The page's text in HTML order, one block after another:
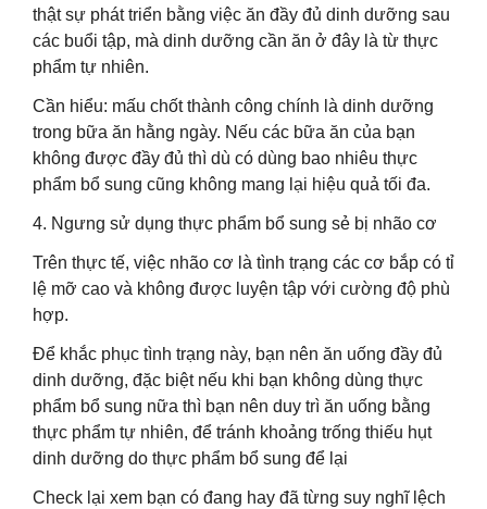
thật sự phát triển bằng việc ăn đầy đủ dinh dưỡng sau
các buổi tập, mà dinh dưỡng cần ăn ở đây là từ thực
phẩm tự nhiên.
Cần hiểu: mấu chốt thành công chính là dinh dưỡng
trong bữa ăn hằng ngày. Nếu các bữa ăn của bạn
không được đầy đủ thì dù có dùng bao nhiêu thực
phẩm bổ sung cũng không mang lại hiệu quả tối đa.
4. Ngưng sử dụng thực phẩm bổ sung sẻ bị nhão cơ
Trên thực tế, việc nhão cơ là tình trạng các cơ bắp có tỉ
lệ mỡ cao và không được luyện tập với cường độ phù
hợp.
Để khắc phục tình trạng này, bạn nên ăn uống đầy đủ
dinh dưỡng, đặc biệt nếu khi bạn không dùng thực
phẩm bổ sung nữa thì bạn nên duy trì ăn uống bằng
thực phẩm tự nhiên, để tránh khoảng trống thiếu hụt
dinh dưỡng do thực phẩm bổ sung để lại
Check lại xem bạn có đang hay đã từng suy nghĩ lệch